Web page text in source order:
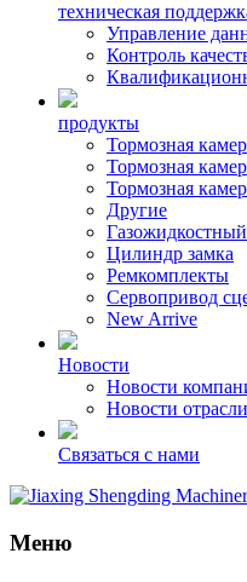
техническая
Управление
Контроль
продукты
Тормозная
Тормозная
Тормозная
Другие
Цилиндр замка
Ремкомплекты
Сервопривод
New Arrive
Новости
Новости
Новости отрасли
Связаться с нами
Меню